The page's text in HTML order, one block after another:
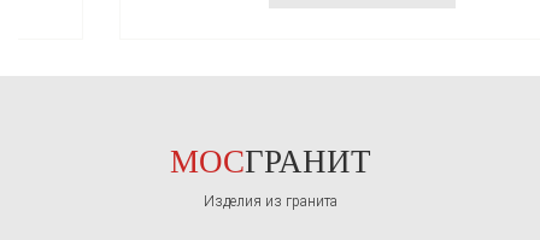
МОСГРАНИТ
Изделия из гранита